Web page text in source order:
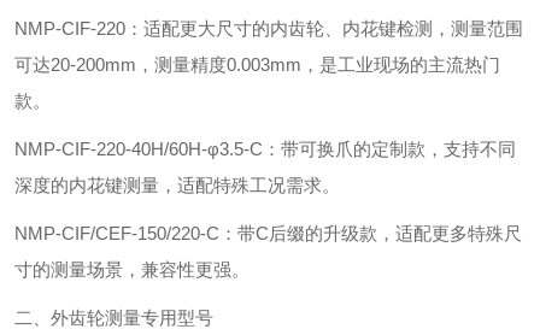
‌NMP-CIF-220‌：适配更大尺寸的内齿轮、内花键检测，测量范围
可达20-200mm，测量精度0.003mm，是工业现场的主流热门
款。
‌NMP-CIF-220-40H/60H-φ3.5-C‌：带可换爪的定制款，支持不同
深度的内花键测量，适配特殊工况需求。
‌NMP-CIF/CEF-150/220-C‌：带C后缀的升级款，适配更多特殊尺
寸的测量场景，兼容性更强。
二、外齿轮测量专用型号